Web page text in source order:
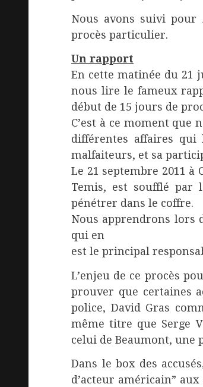
Nous avons suivi pour
procès particulier.
Un rapport
En cette matinée du 21
nous lire le fameux
début de 15 jours de
C’est à ce moment
différentes affaires qui
malfaiteurs, et sa
Le 21 septembre 2011 à
Temis, est soufflé par
pénétrer dans le coffre.
Nous apprendrons lors
qui en
est le principal
L’enjeu de ce procès
prouver que certaines
police, David Gras
même titre que Serge
celui de Beaumont, une
Dans le box des
d’acteur américain”